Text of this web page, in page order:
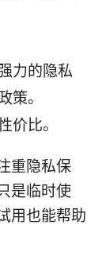
力的隐私
策。
价比。
重隐私保
是临时使
用也能帮助